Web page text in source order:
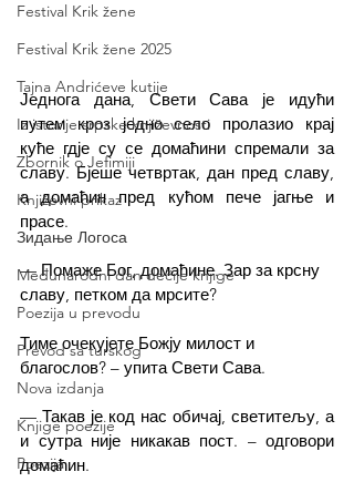
Festival Krik žene
Festival Krik žene 2025
Tajna Andrićeve kutije
Iz istorije srpske književnosti
Zbornik o Jefimiji
Književni prikaz
Зидање Логоса
Međunarodni dan dečije knjige
Poezija u prevodu
Prevod sa turskog
Nova izdanja
Knjige poezije
Poezija
Једнога дана, Свети Сава је идући
путем кроз једно село пролазио крај
куће гдје су се домаћини спремали за
славу. Бјеше четвртак, дан пред славу,
а домаћин пред кућом пече јагње и
прасе.
— Помаже Бог, домаћине. Зар за крсну
славу, петком да мрсите?
Тиме очекујете Божју милост и
благослов? – упита Свети Сава.
— Такав је код нас обичај, светитељу, а
и сутра није никакав пост. – одговори
домаћин.